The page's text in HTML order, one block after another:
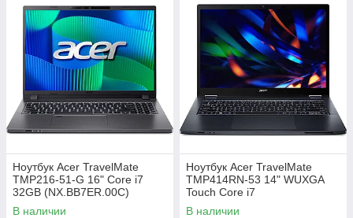
Ноутбук Acer TravelMate
TMP216-51-G 16" Core i7
32GB (NX.BB7ER.00C)
В наличии
Ноутбук Acer TravelMate
TMP414RN-53 14" WUXGA
Touch Core i7
(NX.B22ER.005)
В наличии